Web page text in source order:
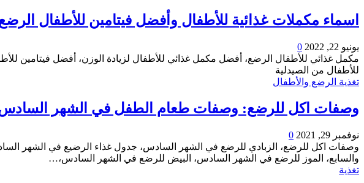
اسماء مكملات غذائية للأطفال وأفضل فيتامين للأطفال
يونيو 22, 2022
0
مكمل غذائي للأطفال الرضع، أفضل مكمل غذائي للأطفال لزيادة الوزن، أفضل فيتامين
للأطفال من الصيدلية
تغذية الرضع والأطفال
وصفات اكل للرضع: وصفات طعام الطفل في الشهر
نوفمبر 29, 2021
0
وصفات اكل للرضع، الزبادي للرضع في الشهر السادس، جدول غذاء الرضيع في الشهر
والسابع، الموز للرضع في الشهر السادس، البيض للرضع في الشهر السادس،…
تغذية